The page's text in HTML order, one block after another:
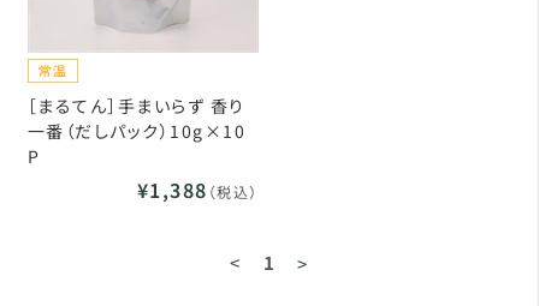
［まるてん］手まいらず 香り
一番（だしパック）10g×10
P
¥1,388 （税込）
< 1 >